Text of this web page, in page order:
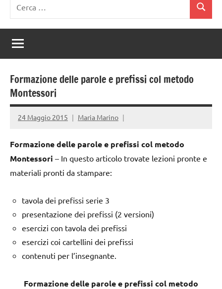
per:
Cerca
Formazione delle parole e prefissi col metodo
Montessori
24 Maggio 2015 Maria Marino
Formazione delle parole e prefissi col metodo
Montessori – In questo articolo trovate lezioni pronte e
materiali pronti da stampare:
tavola dei prefissi serie 3
presentazione dei prefissi (2 versioni)
esercizi con tavola dei prefissi
esercizi coi cartellini dei prefissi
contenuti per l’insegnante.
Formazione delle parole e prefissi col metodo